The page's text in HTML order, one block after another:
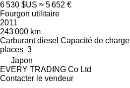
6 530 $US ≈ 5 652 €
Fourgon utilitaire
2011
243 000 km
Carburant diesel Capacité de charge
places 3
Japon
EVERY TRADING Co Ltd
Contacter le vendeur